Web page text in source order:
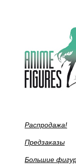
Распродажа!
Предзаказы
Большие